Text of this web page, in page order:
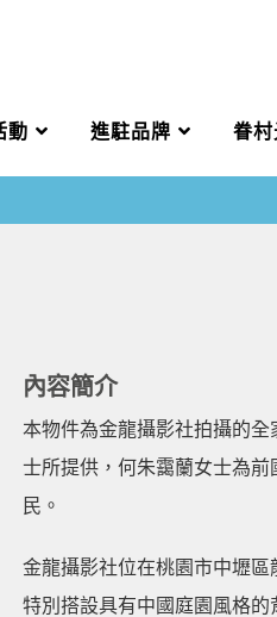
動 進駐品牌 眷
內容簡介
本物件為金龍攝影社拍攝的
士所提供，何朱靄蘭女士為
民。
金龍攝影社位在桃園市中壢
特別搭設具有中國庭園風格